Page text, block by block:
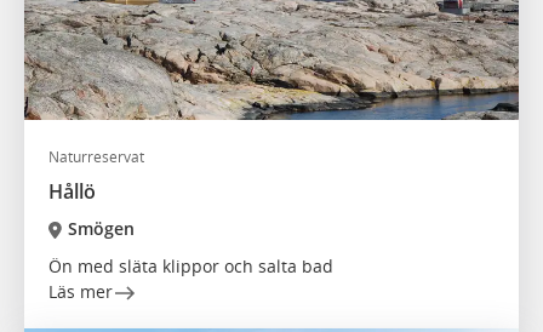
Naturreservat
Hållö
Smögen
Ön med släta klippor och salta bad
Läs mer